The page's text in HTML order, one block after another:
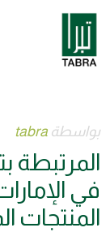
بواسطة tabra
المرتبطة
في
المنتجات